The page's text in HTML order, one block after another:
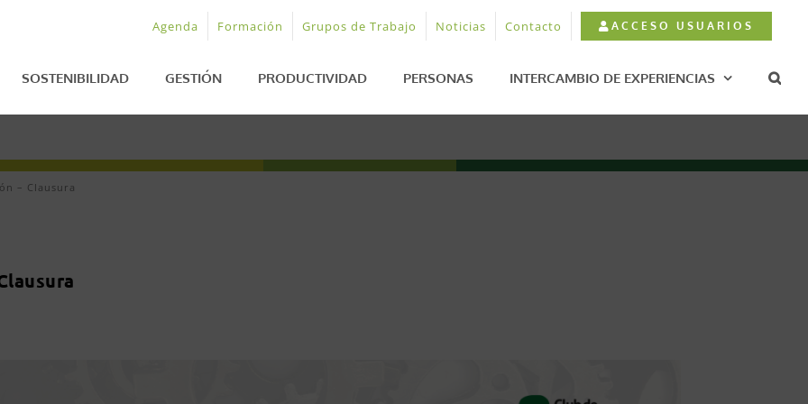
Agenda Formación Grupos de Trabajo Noticias Contacto ACCESO USUARIOS
SOSTENIBILIDAD GESTIÓN PRODUCTIVIDAD PERSONAS INTERCAMBIO DE EXPERIENCIAS
– Clausura